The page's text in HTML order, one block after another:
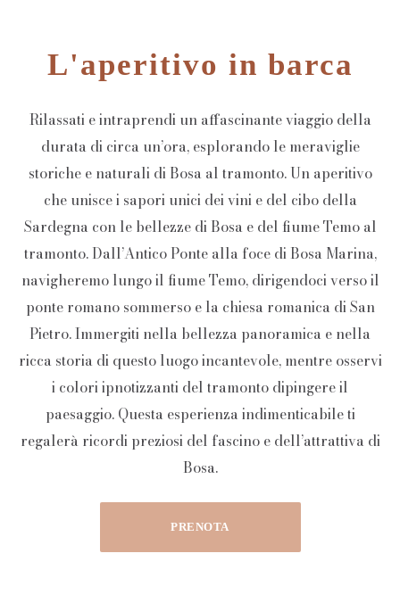
L'aperitivo in barca
Rilassati e intraprendi un affascinante viaggio della
durata di circa un’ora, esplorando le meraviglie
storiche e naturali di Bosa al tramonto. Un aperitivo
che unisce i sapori unici dei vini e del cibo della
Sardegna con le bellezze di Bosa e del fiume Temo al
tramonto. Dall’Antico Ponte alla foce di Bosa Marina,
navigheremo lungo il fiume Temo, dirigendoci verso il
ponte romano sommerso e la chiesa romanica di San
Pietro. Immergiti nella bellezza panoramica e nella
ricca storia di questo luogo incantevole, mentre osservi
i colori ipnotizzanti del tramonto dipingere il
paesaggio. Questa esperienza indimenticabile ti
regalerà ricordi preziosi del fascino e dell’attrattiva di
Bosa.
PRENOTA